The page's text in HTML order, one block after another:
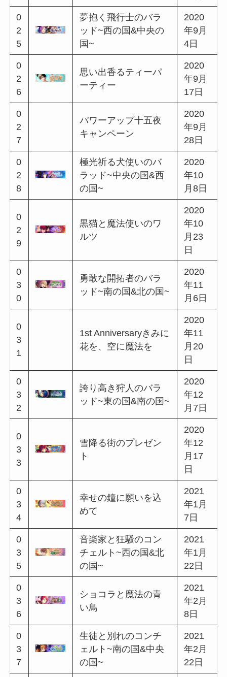
1
4
けられて
年5月
1日
0
1
5
Half Anniversaryキャ
2020
年5月
11日
0
1
6
神聖なる宝剣のエチ
ュード~中央の国&東
の国~
2020
年5月
21日
0
1
7
を
2020
年6月
4日
0
1
8
雨宿りのカエルのエ
チュード~南の国&北
2020
年6月
18日
0
1
9
星降る空のメモワー
2020
年7月
2日
0
2
0
enjoy!サマーキャンペ
2020
年7月
14日
0
2
1
哀愁のひまわりのエ
チュード~東の国&南
2020
年7月
23日
0
2
2
純真な機織りのバラ
ッド~北の国&東の国~
2020
年8月
7日
2
3
り物
2020
年8月
18日
2
4
魔法舎機能実装記念C
P
2020
年8月
26日
2
5
ッド~西の国&中央の
国~
2020
年9月
4日
2
6
思い出香るティーパ
ーティー
2020
年9月
17日
2
7
パワーアップ十五夜
キャンペーン
2020
年9月
28日
極光祈る犬使いのバ
2020